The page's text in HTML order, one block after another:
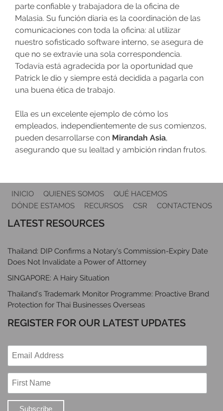
parte confiable y trabajadora de la oficina de
Malasia. Su función diaria es la coordinación de las
comunicaciones con toda la oficina: al utilizar
nuestro sofisticado software interno, se asegura de
que no se extravíe una sola correspondencia.
Todavía está agradecida por la oportunidad que
Patrick le dio y siempre está decidida a pagarla con
una buena ética de trabajo.
Ella es un excelente ejemplo de cómo los
empleados, independientemente de sus comienzos,
pueden desarrollarse con Mirandah Asia,
asegurando que su lealtad y ambición rindan frutos.
INICIO QUIENES SOMOS
QUÉ HACEMOS
DÓNDE ESTAMOS
RECURSOS CSR CONTACTENOS
LATEST RESOURCES
Thailand: DIP Confirms a Notary’s Commission-Expiry Date
Does Not Invalidate a Power of Attorney
SINGAPORE: A Hairy Situation
Thailand’s Trademark Monitor Programme: Proactive Brand
Protection for Thai Businesses Overseas
REGISTER FOR OUR LATEST UPDATES